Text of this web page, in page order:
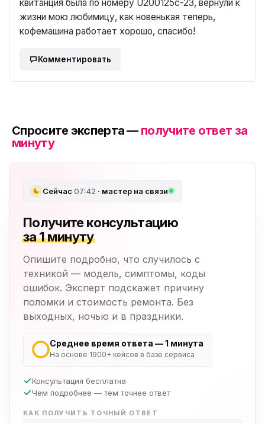
квитанция была по номеру U200125c-23, вернули к
жизни мою любимицу, как новенькая теперь,
кофемашина работает хорошо, спасибо!
Комментировать
Спросите эксперта — получите ответ за
минуту
Сейчас07:42 · мастер на связи
Получите консультацию
за 1 минуту
Опишите подробно, что случилось с
техникой — модель, симптомы, коды
ошибок. Эксперт подскажет причину
поломки и стоимость ремонта. Без
выходных, ночью и в праздники.
Среднее время ответа — 1 минута
На основе 1900+ кейсов в базе сервиса
Консультация бесплатна
Чем подробнее — тем точнее ответ
КАК ПОЛУЧИТЬ ТОЧНЫЙ ОТВЕТ